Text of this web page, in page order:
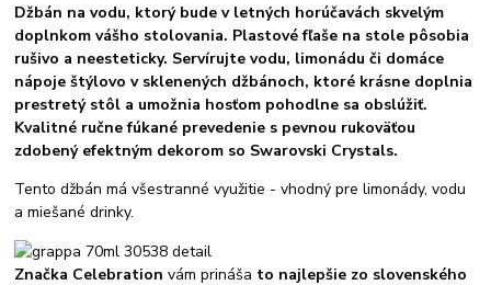
Džbán na vodu, ktorý bude v letných horúčavách skvelým
doplnkom vášho stolovania. Plastové fľaše na stole pôsobia
rušivo a neesteticky. Servírujte vodu, limonádu či domáce
nápoje štýlovo v sklenených džbánoch, ktoré krásne doplnia
prestretý stôl a umožnia hosťom pohodlne sa obslúžiť.
Kvalitné ručne fúkané prevedenie s pevnou rukoväťou
zdobený efektným dekorom so Swarovski Crystals.
Tento džbán má všestranné využitie - vhodný pre limonády, vodu
a miešané drinky.
Značka Celebration vám prináša to najlepšie zo slovenského